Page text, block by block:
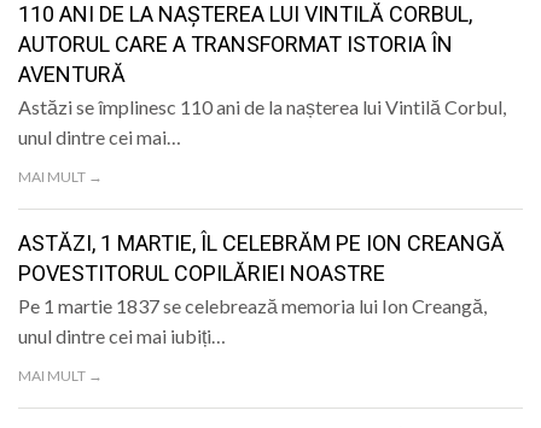
LIFE
110 ANI DE LA NAȘTEREA LUI VINTILĂ CORBUL,
AUTORUL CARE A TRANSFORMAT ISTORIA ÎN
AVENTURĂ
Astăzi se împlinesc 110 ani de la nașterea lui Vintilă Corbul,
unul dintre cei mai…
MAI MULT →
ASTĂZI, 1 MARTIE, ÎL CELEBRĂM PE ION CREANGĂ
POVESTITORUL COPILĂRIEI NOASTRE
Pe 1 martie 1837 se celebrează memoria lui Ion Creangă,
unul dintre cei mai iubiți…
MAI MULT →